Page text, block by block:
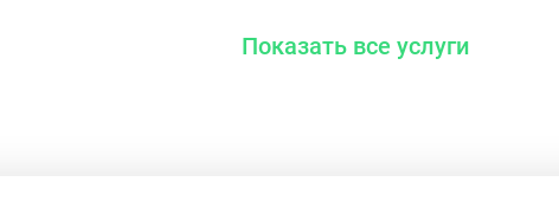
Показать все услуги